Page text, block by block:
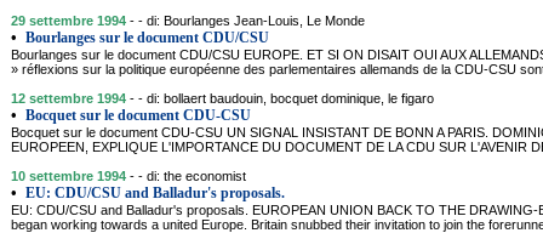
29 settembre 1994 - - di: Bourlanges Jean-Louis, Le Monde
• Bourlanges sur le document CDU/CSU
Bourlanges sur le document CDU/CSU EUROPE. ET SI ON DISAIT OUI AUX
» réflexions sur la politique européenne des parlementaires allemands de la CDU-CSU
12 settembre 1994 - - di: bollaert baudouin, bocquet dominique, le figaro
• Bocquet sur le document CDU-CSU
Bocquet sur le document CDU-CSU UN SIGNAL INSISTANT DE BONN A PARIS.
EUROPEEN, EXPLIQUE L'IMPORTANCE DU DOCUMENT DE LA CDU SUR L'AVENIR
10 settembre 1994 - - di: the economist
• EU: CDU/CSU and Balladur's proposals.
EU: CDU/CSU and Balladur's proposals. EUROPEAN UNION BACK TO THE
began working towards a united Europe. Britain snubbed their invitation to join the